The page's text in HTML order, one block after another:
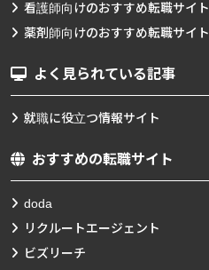
看護師向けのおすすめ転職サイト
薬剤師向けのおすすめ転職サイト
よく見られている記事
就職に役立つ情報サイト
おすすめの転職サイト
doda
リクルートエージェント
ビズリーチ